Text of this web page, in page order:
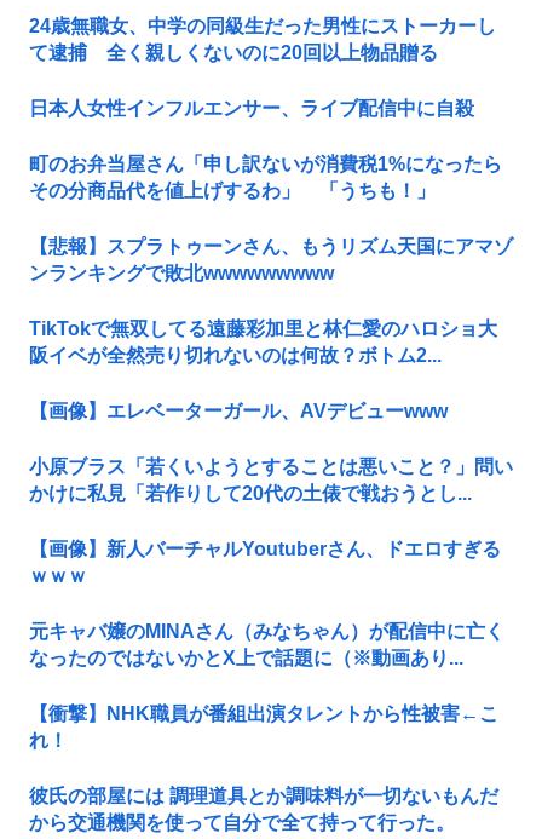
24歳無職女、中学の同級生だった男性にストーカーし
て逮捕 全く親しくないのに20回以上物品贈る
日本人女性インフルエンサー、ライブ配信中に自殺
町のお弁当屋さん「申し訳ないが消費税1%になったら
その分商品代を値上げするわ」 「うちも！」
【悲報】スプラトゥーンさん、もうリズム天国にアマゾ
ンランキングで敗北wwwwwwwww
TikTokで無双してる遠藤彩加里と林仁愛のハロショ大
阪イベが全然売り切れないのは何故？ボトム2...
【画像】エレベーターガール、AVデビューwww
小原ブラス「若くいようとすることは悪いこと？」問い
かけに私見「若作りして20代の土俵で戦おうとし...
【画像】新人バーチャルYoutuberさん、ドエロすぎる
ｗｗｗ
元キャバ嬢のMINAさん（みなちゃん）が配信中に亡く
なったのではないかとX上で話題に（※動画あり...
【衝撃】NHK職員が番組出演タレントから性被害←こ
れ！
彼氏の部屋には 調理道具とか調味料が一切ないもんだ
から交通機関を使って自分で全て持って行った。